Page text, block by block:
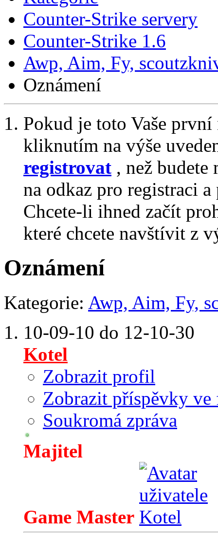
Counter-Strike servery
Counter-Strike 1.6
Awp, Aim, Fy,
Oznámení
Pokud je toto Vaše
kliknutím na výše
registrovat , než
na odkaz pro registraci
Chcete-li ihned začít
které chcete navštívit z
Oznámení
Kategorie: Awp, Aim, Fy,
10-09-10 do 12-10-30
Kotel
Zobrazit profil
Zobrazit příspěvky ve
Soukromá zpráva
Majitel
Game Master